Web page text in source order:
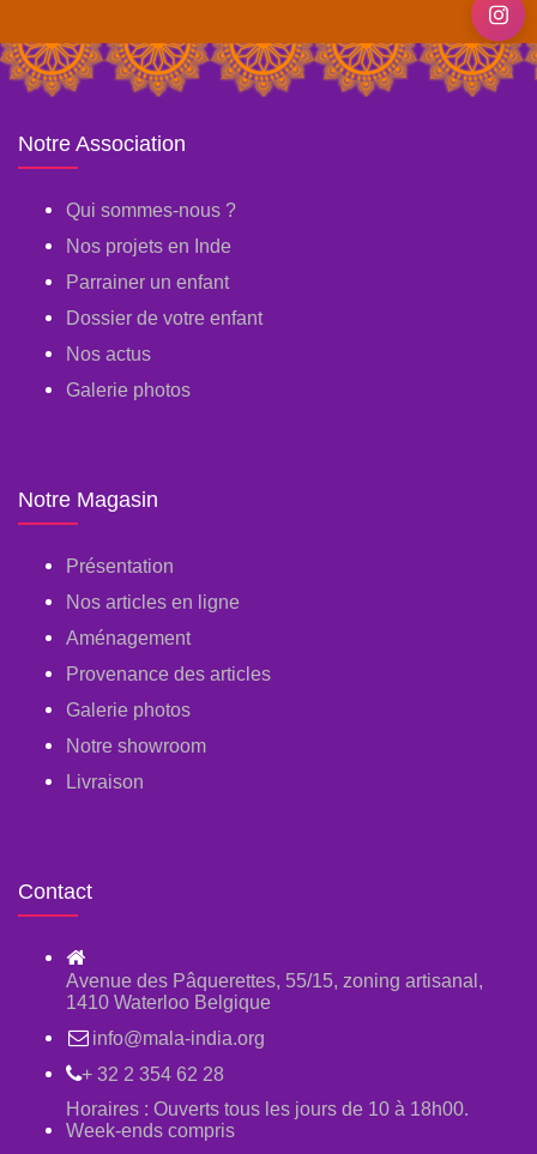
Notre Association
Qui sommes-nous ?
Nos projets en Inde
Parrainer un enfant
Dossier de votre enfant
Nos actus
Galerie photos
Notre Magasin
Présentation
Nos articles en ligne
Aménagement
Provenance des articles
Galerie photos
Notre showroom
Livraison
Contact
Avenue des Pâquerettes, 55/15, zoning artisanal,
1410 Waterloo Belgique
info@mala-india.org
+ 32 2 354 62 28
Horaires : Ouverts tous les jours de 10 à 18h00.
Week-ends compris